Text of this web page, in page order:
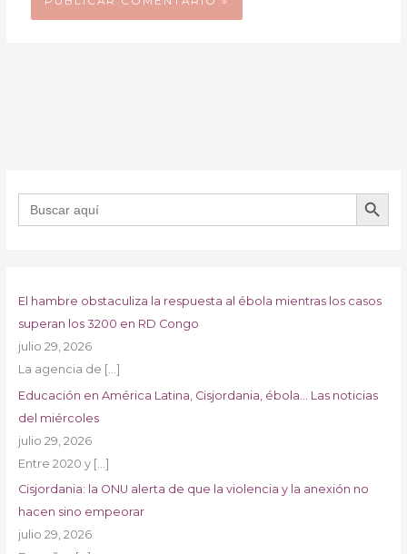
Buscar: BOTÓN DE
El hambre obstaculiza la respuesta al ébola mientras los casos
superan los 3200 en RD Congo
julio 29, 2026
La agencia de […]
Educación en América Latina, Cisjordania, ébola… Las noticias
del miércoles
julio 29, 2026
Entre 2020 y […]
Cisjordania: la ONU alerta de que la violencia y la anexión no
hacen sino empeorar
julio 29, 2026